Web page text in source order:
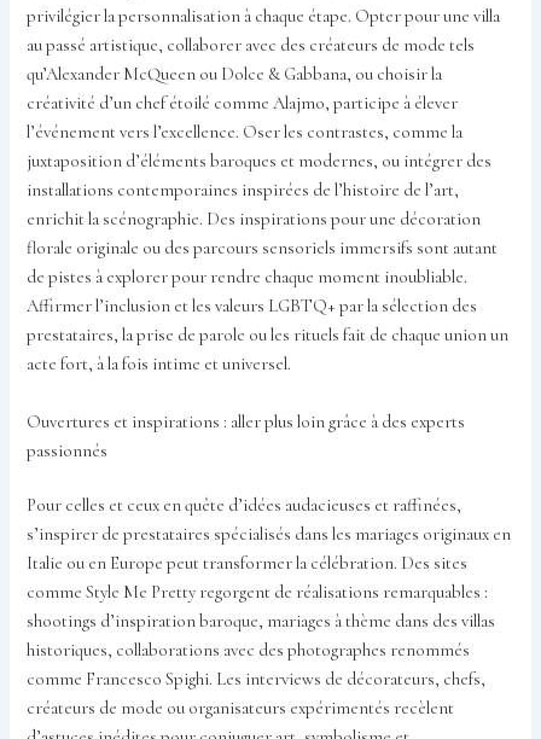
privilégier la personnalisation à chaque étape. Opter pour une villa
au passé artistique, collaborer avec des créateurs de mode tels
qu’Alexander McQueen ou Dolce & Gabbana, ou choisir la
créativité d’un chef étoilé comme Alajmo, participe à élever
l’événement vers l’excellence. Oser les contrastes, comme la
juxtaposition d’éléments baroques et modernes, ou intégrer des
installations contemporaines inspirées de l’histoire de l’art,
enrichit la scénographie. Des inspirations pour une décoration
florale originale ou des parcours sensoriels immersifs sont autant
de pistes à explorer pour rendre chaque moment inoubliable.
Affirmer l’inclusion et les valeurs LGBTQ+ par la sélection des
prestataires, la prise de parole ou les rituels fait de chaque union un
acte fort, à la fois intime et universel.
Ouvertures et inspirations : aller plus loin grâce à des experts
passionnés
Pour celles et ceux en quête d’idées audacieuses et raffinées,
s’inspirer de prestataires spécialisés dans les mariages originaux en
Italie ou en Europe peut transformer la célébration. Des sites
comme Style Me Pretty regorgent de réalisations remarquables :
shootings d’inspiration baroque, mariages à thème dans des villas
historiques, collaborations avec des photographes renommés
comme Francesco Spighi. Les interviews de décorateurs, chefs,
créateurs de mode ou organisateurs expérimentés recèlent